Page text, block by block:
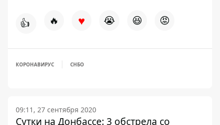
👍 🔥 ♥ 😭 😆 😡
КОРОНАВИРУС СНБО
09:11, 27 сентября 2020
Сутки на Донбассе: 3 обстрела со